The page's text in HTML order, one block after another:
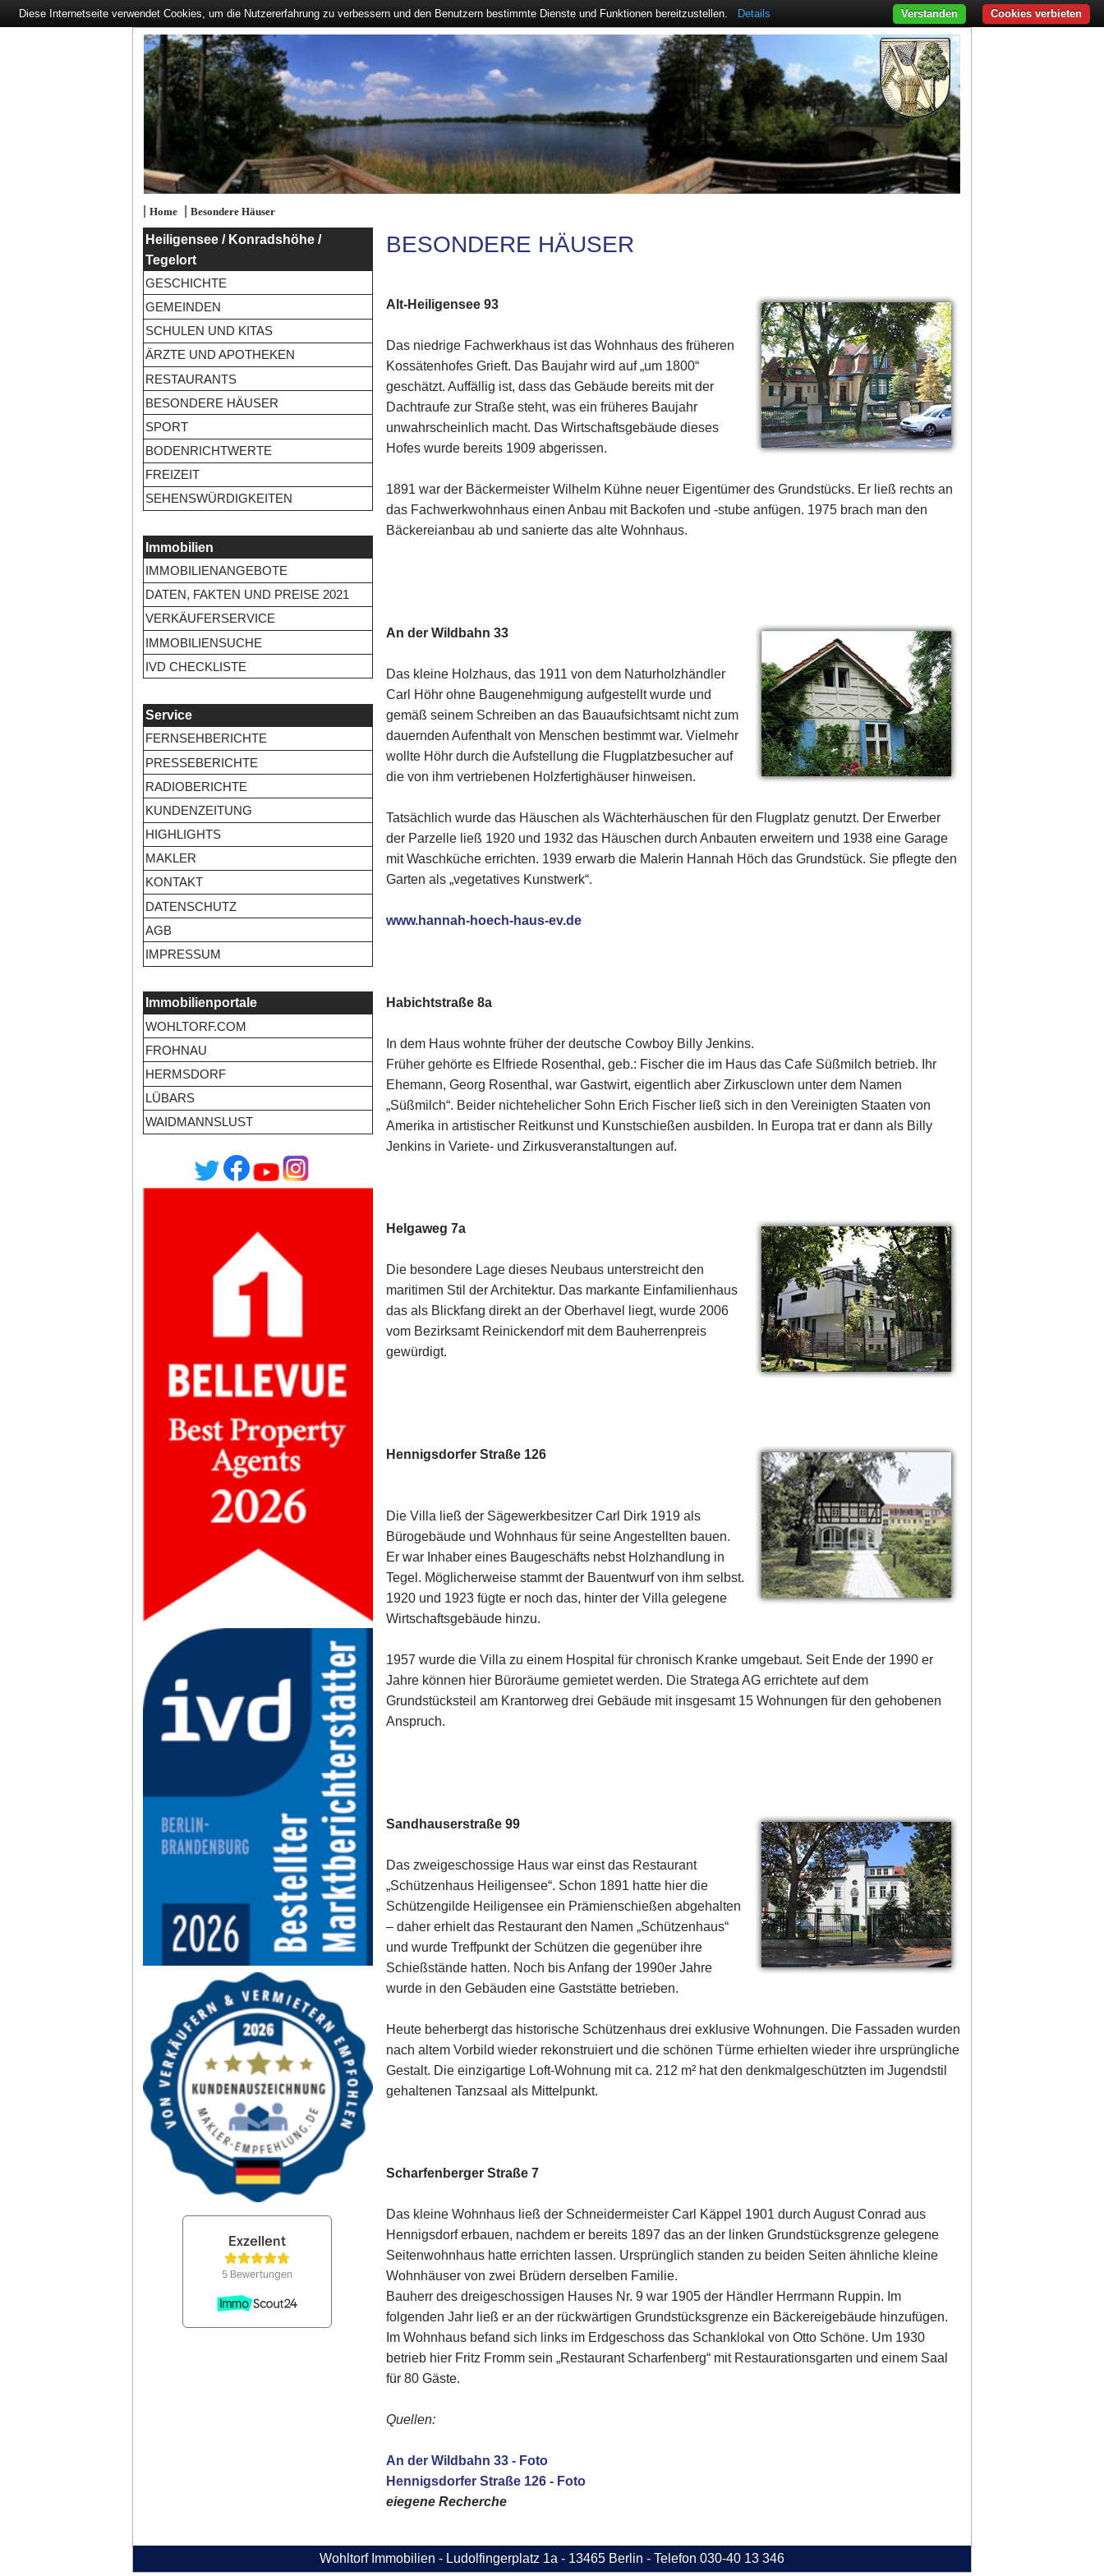
| Home| Besondere Häuser
Heiligensee / Konradshöhe /
Tegelort
GESCHICHTE
GEMEINDEN
SCHULEN UND KITAS
ÄRZTE UND APOTHEKEN
RESTAURANTS
BESONDERE HÄUSER
SPORT
BODENRICHTWERTE
FREIZEIT
SEHENSWÜRDIGKEITEN
Immobilien
IMMOBILIENANGEBOTE
DATEN, FAKTEN UND PREISE 2021
VERKÄUFERSERVICE
IMMOBILIENSUCHE
IVD CHECKLISTE
Service
FERNSEHBERICHTE
PRESSEBERICHTE
RADIOBERICHTE
KUNDENZEITUNG
HIGHLIGHTS
MAKLER
KONTAKT
DATENSCHUTZ
AGB
IMPRESSUM
Immobilienportale
WOHLTORF.COM
FROHNAU
HERMSDORF
LÜBARS
WAIDMANNSLUST
BESONDERE HÄUSER
Alt-Heiligensee 93
Das niedrige Fachwerkhaus ist das Wohnhaus des früheren
Kossätenhofes Grieft. Das Baujahr wird auf „um 1800“
geschätzt. Auffällig ist, dass das Gebäude bereits mit der
Dachtraufe zur Straße steht, was ein früheres Baujahr
unwahrscheinlich macht. Das Wirtschaftsgebäude dieses
Hofes wurde bereits 1909 abgerissen.
1891 war der Bäckermeister Wilhelm Kühne neuer Eigentümer des Grundstücks. Er ließ rechts an
das Fachwerkwohnhaus einen Anbau mit Backofen und -stube anfügen. 1975 brach man den
Bäckereianbau ab und sanierte das alte Wohnhaus.
An der Wildbahn 33
Das kleine Holzhaus, das 1911 von dem Naturholzhändler
Carl Höhr ohne Baugenehmigung aufgestellt wurde und
gemäß seinem Schreiben an das Bauaufsichtsamt nicht zum
dauernden Aufenthalt von Menschen bestimmt war. Vielmehr
wollte Höhr durch die Aufstellung die Flugplatzbesucher auf
die von ihm vertriebenen Holzfertighäuser hinweisen.
Tatsächlich wurde das Häuschen als Wächterhäuschen für den Flugplatz genutzt. Der Erwerber
der Parzelle ließ 1920 und 1932 das Häuschen durch Anbauten erweitern und 1938 eine Garage
mit Waschküche errichten. 1939 erwarb die Malerin Hannah Höch das Grundstück. Sie pflegte den
Garten als „vegetatives Kunstwerk“.
www.hannah-hoech-haus-ev.de
Habichtstraße 8a
In dem Haus wohnte früher der deutsche Cowboy Billy Jenkins.
Früher gehörte es Elfriede Rosenthal, geb.: Fischer die im Haus das Cafe Süßmilch betrieb. Ihr
Ehemann, Georg Rosenthal, war Gastwirt, eigentlich aber Zirkusclown unter dem Namen
„Süßmilch“. Beider nichtehelicher Sohn Erich Fischer ließ sich in den Vereinigten Staaten von
Amerika in artistischer Reitkunst und Kunstschießen ausbilden. In Europa trat er dann als Billy
Jenkins in Variete- und Zirkusveranstaltungen auf.
Helgaweg 7a
Die besondere Lage dieses Neubaus unterstreicht den
maritimen Stil der Architektur. Das markante Einfamilienhaus
das als Blickfang direkt an der Oberhavel liegt, wurde 2006
vom Bezirksamt Reinickendorf mit dem Bauherrenpreis
gewürdigt.
Hennigsdorfer Straße 126
Die Villa ließ der Sägewerkbesitzer Carl Dirk 1919 als
Bürogebäude und Wohnhaus für seine Angestellten bauen.
Er war Inhaber eines Baugeschäfts nebst Holzhandlung in
Tegel. Möglicherweise stammt der Bauentwurf von ihm selbst.
1920 und 1923 fügte er noch das, hinter der Villa gelegene
Wirtschaftsgebäude hinzu.
1957 wurde die Villa zu einem Hospital für chronisch Kranke umgebaut. Seit Ende der 1990 er
Jahre können hier Büroräume gemietet werden. Die Stratega AG errichtete auf dem
Grundstücksteil am Krantorweg drei Gebäude mit insgesamt 15 Wohnungen für den gehobenen
Anspruch.
Sandhauserstraße 99
Das zweigeschossige Haus war einst das Restaurant
„Schützenhaus Heiligensee“. Schon 1891 hatte hier die
Schützengilde Heiligensee ein Prämienschießen abgehalten
– daher erhielt das Restaurant den Namen „Schützenhaus“
und wurde Treffpunkt der Schützen die gegenüber ihre
Schießstände hatten. Noch bis Anfang der 1990er Jahre
wurde in den Gebäuden eine Gaststätte betrieben.
Heute beherbergt das historische Schützenhaus drei exklusive Wohnungen. Die Fassaden wurden
nach altem Vorbild wieder rekonstruiert und die schönen Türme erhielten wieder ihre ursprüngliche
Gestalt. Die einzigartige Loft-Wohnung mit ca. 212 m² hat den denkmalgeschützten im Jugendstil
gehaltenen Tanzsaal als Mittelpunkt.
Scharfenberger Straße 7
Das kleine Wohnhaus ließ der Schneidermeister Carl Käppel 1901 durch August Conrad aus
Hennigsdorf erbauen, nachdem er bereits 1897 das an der linken Grundstücksgrenze gelegene
Seitenwohnhaus hatte errichten lassen. Ursprünglich standen zu beiden Seiten ähnliche kleine
Wohnhäuser von zwei Brüdern derselben Familie.
Bauherr des dreigeschossigen Hauses Nr. 9 war 1905 der Händler Herrmann Ruppin. Im
folgenden Jahr ließ er an der rückwärtigen Grundstücksgrenze ein Bäckereigebäude hinzufügen.
Im Wohnhaus befand sich links im Erdgeschoss das Schanklokal von Otto Schöne. Um 1930
betrieb hier Fritz Fromm sein „Restaurant Scharfenberg“ mit Restaurationsgarten und einem Saal
für 80 Gäste.
Quellen:
An der Wildbahn 33 - Foto
Hennigsdorfer Straße 126 - Foto
eiegene Recherche
Wohltorf Immobilien - Ludolfingerplatz 1a - 13465 Berlin - Telefon 030-40 13 346
Diese Internetseite verwendet Cookies, um die Nutzererfahrung zu verbessern und den Benutzern bestimmte Dienste und Funktionen bereitzustellen. Details Cookies verbieten
Verstanden